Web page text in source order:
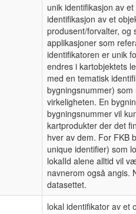
unik identifikasjon av
identifikasjon av et
produsent/forvalter, og
applikasjoner som
identifikatoren er unik
endres i kartobjektets
med en tematisk
bygningsnummer)
virkeligheten. En
bygningsnummer vil
kartprodukter der det
hver av dem. For FKB
unique identifier) som
lokalId alene alltid vil
navnerom også angis.
datasettet.
lokal identifikator av et